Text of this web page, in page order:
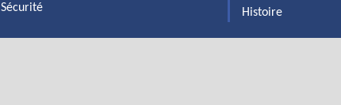
Sécurité
Histoire